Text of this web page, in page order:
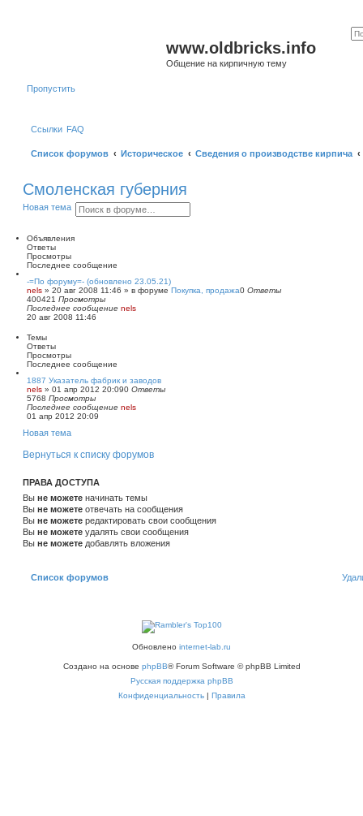
www.oldbricks.info
Общение на кирпичную тему
Пропустить
Ссылки FAQ
Список форумов Историческое Сведения о производстве кирпича
Смоленская губерния
Новая тема П
о
Р
а
е
н
ы
й
п
о
Объявления
Ответы
Просмотры
Последнее сообщение
-=По форуму=- (обновлено 23.05.21)
nels » 20 авг 2008 11:46 » в форуме Покупка, продажа0 Ответы
400421 Просмотры
Последнее сообщение nels
20 авг 2008 11:46
Темы
Ответы
Просмотры
Последнее сообщение
1887 Указатель фабрик и заводов
nels » 01 апр 2012 20:090 Ответы
5768 Просмотры
Последнее сообщение nels
01 апр 2012 20:09
Новая тема
Вернуться к списку форумов
ПРАВА ДОСТУПА
Вы не можете начинать темы
Вы не можете отвечать на сообщения
Вы не можете редактировать свои сообщения
Вы не можете удалять свои сообщения
Вы не можете добавлять вложения
Список форумов
Обновлено internet-lab.ru
Создано на основе phpBB® Forum Software © phpBB Limited
Русская поддержка phpBB
Конфиденциальность | Правила